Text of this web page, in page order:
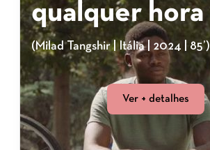
qualquer hora
(Milad Tangshir | Itália | 2024 | 85’)
Ver + detalhes